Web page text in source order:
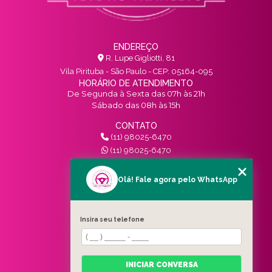
ENDEREÇO
R. Lupe Gigliotti, 81
Vila Pirituba - São Paulo - CEP: 05164-095
HORÁRIO DE ATENDIMENTO
De Segunda à Sexta das 07h às 21h
Sábado das 08h às 15h
CONTATO
(11) 98025-6470
(11) 98025-6470
contato@vivinotransito.com.br
SIGA-NOS!
MENU
HOME
QUEM SOMOS
SERVIÇOS
BLOG
Olá! Fale agora pelo WhatsApp
Insira seu telefone
INICIAR CONVERSA